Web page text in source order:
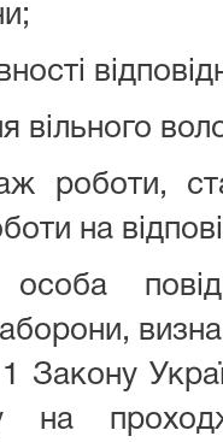
вільного
роботи,
на
1 Закону
на